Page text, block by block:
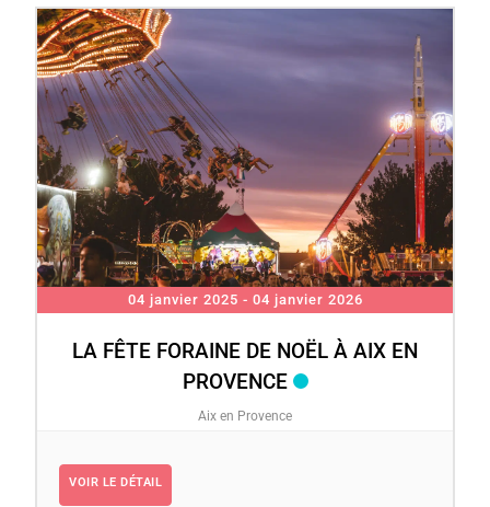
04 janvier 2025 - 04 janvier 2026
LA FÊTE FORAINE DE NOËL À AIX EN
PROVENCE
Aix en Provence
VOIR LE DÉTAIL